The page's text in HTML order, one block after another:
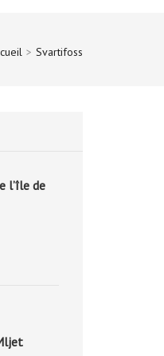
> Svartifoss
l’île de